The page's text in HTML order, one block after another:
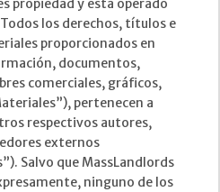
propiedad y está operado
los derechos, títulos e
proporcionados en
documentos,
comerciales, gráficos,
pertenecen a
respectivos autores,
externos
Salvo que MassLandlords
ninguno de los